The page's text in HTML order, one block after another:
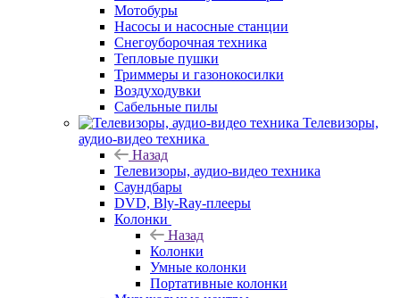
Мотобуры
Насосы и насосные станции
Снегоуборочная техника
Тепловые пушки
Триммеры и газонокосилки
Воздуходувки
Сабельные пилы
Телевизоры,
аудио-видео техника
Назад
Телевизоры, аудио-видео техника
Саундбары
DVD, Bly-Ray-плееры
Колонки
Назад
Колонки
Умные колонки
Портативные колонки